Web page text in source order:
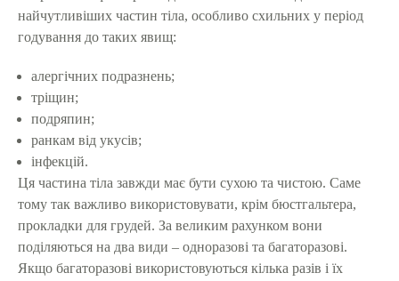
найчутливіших частин тіла, особливо схильних у період
годування до таких явищ:
алергічних подразнень;
тріщин;
подряпин;
ранкам від укусів;
інфекцій.
Ця частина тіла завжди має бути сухою та чистою. Саме
тому так важливо використовувати, крім бюстгальтера,
прокладки для грудей. За великим рахунком вони
поділяються на два види – одноразові та багаторазові.
Якщо багаторазові використовуються кілька разів і їх